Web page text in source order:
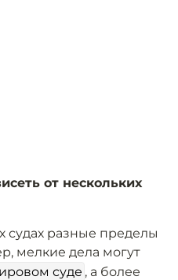
от нескольких
судах разные пределы
мелкие дела могут
суде , а более